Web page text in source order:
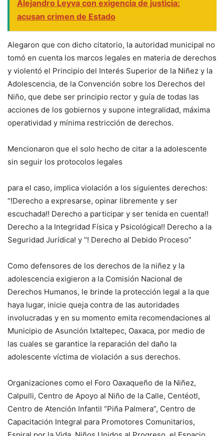
Alejandro Leyva con exigencia de justicia:
acusan crimen de Estado
Alegaron que con dicho citatorio, la autoridad municipal no
tomó en cuenta los marcos legales en materia de derechos
y violentó el Principio del Interés Superior de la Niñez y la
Adolescencia, de la Convención sobre los Derechos del
Niño, que debe ser principio rector y guía de todas las
acciones de los gobiernos y supone integralidad, máxima
operatividad y mínima restricción de derechos.
Mencionaron que el solo hecho de citar a la adolescente
sin seguir los protocolos legales
para el caso, implica violación a los siguientes derechos:
“!Derecho a expresarse, opinar libremente y ser
escuchada!! Derecho a participar y ser tenida en cuenta!!
Derecho a la Integridad Física y Psicológica!! Derecho a la
Seguridad Jurídica! y “! Derecho al Debido Proceso”
Como defensores de los derechos de la niñez y la
adolescencia exigieron a la Comisión Nacional de
Derechos Humanos, le brinde la protección legal a la que
haya lugar, inicie queja contra de las autoridades
involucradas y en su momento emita recomendaciones al
Municipio de Asunción Ixtaltepec, Oaxaca, por medio de
las cuales se garantice la reparación del daño la
adolescente víctima de violación a sus derechos.
Organizaciones como el Foro Oaxaqueño de la Niñez,
Calpulli, Centro de Apoyo al Niño de la Calle, Centéotl,
Centro de Atención Infantil “Piña Palmera”, Centro de
Capacitación Integral para Promotores Comunitarios,